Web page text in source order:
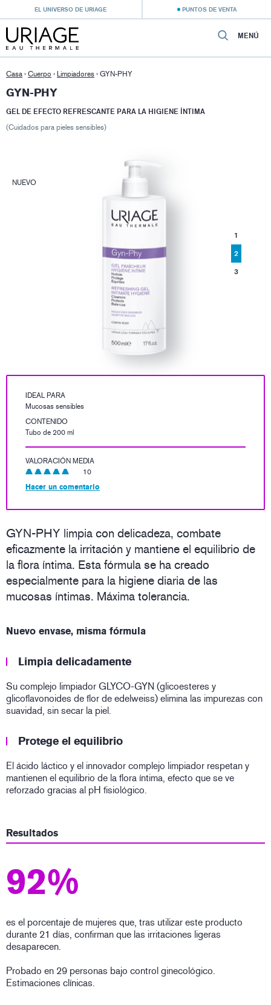
EL UNIVERSO DE URIAGE PUNTOS DE VENTA
MENÚ
Casa › Cuerpo › Limpiadores › GYN-PHY
GYN-PHY
GEL DE EFECTO REFRESCANTE PARA LA HIGIENE ÍNTIMA
(Cuidados para pieles sensibles)
NUEVO
1
2
3
IDEAL PARA
Mucosas sensibles
CONTENIDO
Tubo de 200 ml
VALORACIÓN MEDIA
10
Hacer un comentario
GYN-PHY limpia con delicadeza, combate
eficazmente la irritación y mantiene el equilibrio de
la flora íntima. Esta fórmula se ha creado
especialmente para la higiene diaria de las
mucosas íntimas. Máxima tolerancia.
Nuevo envase, misma fórmula
Limpia delicadamente
Su complejo limpiador GLYCO-GYN (glicoesteres y
glicoflavonoides de flor de edelweiss) elimina las impurezas con
suavidad, sin secar la piel.
Protege el equilibrio
El ácido láctico y el innovador complejo limpiador respetan y
mantienen el equilibrio de la flora íntima, efecto que se ve
reforzado gracias al pH fisiológico.
Resultados
92%
es el porcentaje de mujeres que, tras utilizar este producto
durante 21 días, confirman que las irritaciones ligeras
desaparecen.
Probado en 29 personas bajo control ginecológico.
Estimaciones clínicas.